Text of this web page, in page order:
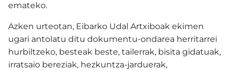
emateko.
Azken urteotan, Eibarko Udal Artxiboak ekimen
ugari antolatu ditu dokumentu-ondarea herritarrei
hurbiltzeko, besteak beste, tailerrak, bisita gidatuak,
irratsaio bereziak, hezkuntza-jarduerak,